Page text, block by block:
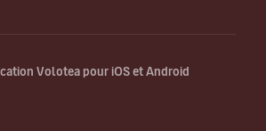
Volotea pour iOS et Android